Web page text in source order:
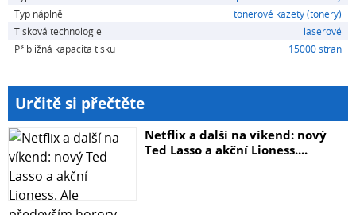
Typ náplně
tonerové kazety (tonery)
Tisková technologie
laserové
Přibližná kapacita tisku
15000 stran
Určitě si přečtěte
Netflix a další na víkend: nový
Ted Lasso a akční Lioness....